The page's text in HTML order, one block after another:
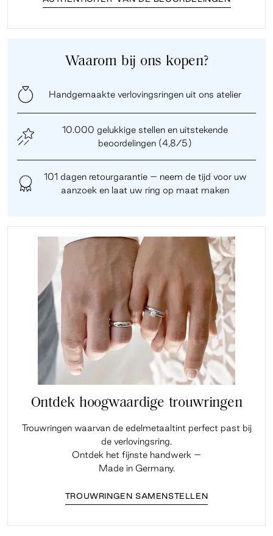
Waarom bij ons kopen?
Handgemaakte verlovingsringen uit ons atelier
10.000 gelukkige stellen en uitstekende
beoordelingen (4,8/5)
101 dagen retourgarantie – neem de tijd voor uw
aanzoek en laat uw ring op maat maken
Ontdek hoogwaardige trouwringen
Trouwringen waarvan de edelmetaaltint perfect past bij
de verlovingsring.
Ontdek het fijnste handwerk –
Made in Germany.
TROUWRINGEN SAMENSTELLEN